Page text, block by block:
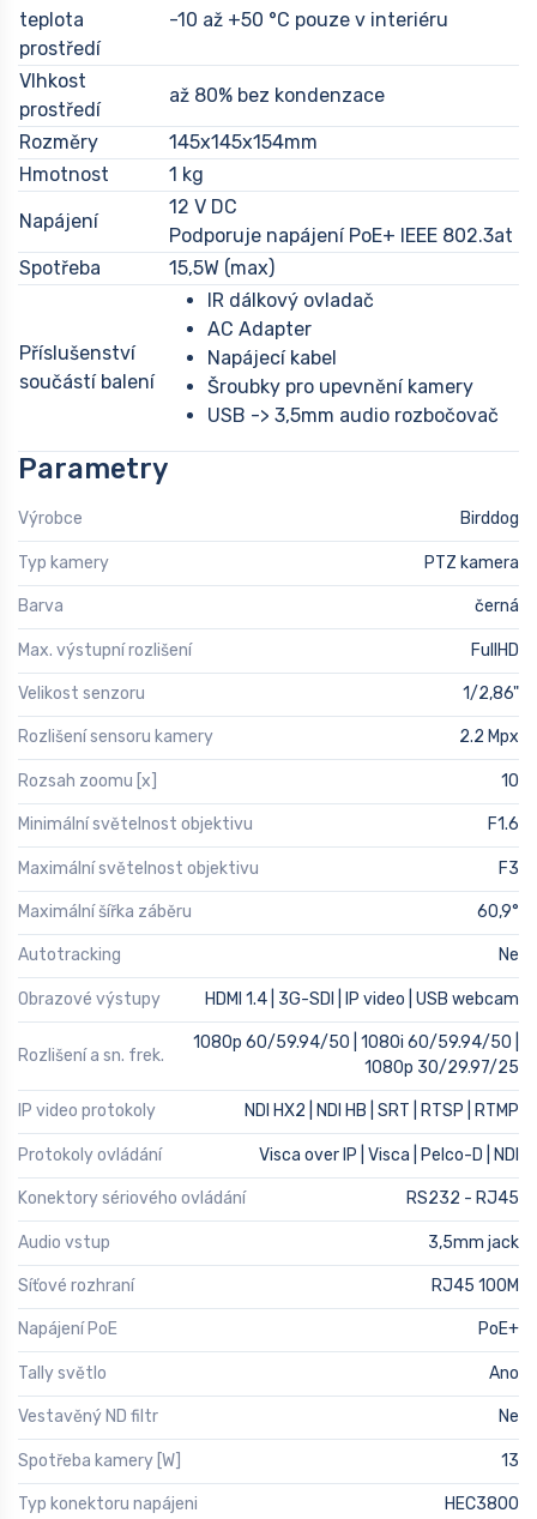
teplota
prostředí
-10 až +50 °C pouze v interiéru
Vlhkost
prostředí
až 80% bez kondenzace
Rozměry
145x145x154mm
Hmotnost
1 kg
Napájení
12 V DC
Podporuje napájení PoE+ IEEE 802.3at
Spotřeba
15,5W (max)
Příslušenství
součástí balení
IR dálkový ovladač
AC Adapter
Napájecí kabel
Šroubky pro upevnění kamery
USB -> 3,5mm audio rozbočovač
Parametry
Výrobce Birddog
Typ kamery PTZ kamera
Barva černá
Max. výstupní rozlišení FullHD
Velikost senzoru 1/2,86"
Rozlišení sensoru kamery 2.2 Mpx
Rozsah zoomu [x] 10
Minimální světelnost objektivu F1.6
Maximální světelnost objektivu F3
Maximální šířka záběru 60,9°
Autotracking Ne
Obrazové výstupy HDMI 1.4 | 3G-SDI | IP video | USB webcam
Rozlišení a sn. frek.
1080p 60/59.94/50 | 1080i 60/59.94/50 |
1080p 30/29.97/25
IP video protokoly NDI HX2 | NDI HB | SRT | RTSP | RTMP
Protokoly ovládání Visca over IP | Visca | Pelco-D | NDI
Konektory sériového ovládání RS232 - RJ45
Audio vstup 3,5mm jack
Síťové rozhraní RJ45 100M
Napájení PoE PoE+
Tally světlo Ano
Vestavěný ND filtr Ne
Spotřeba kamery [W] 13
Typ konektoru napájeni HEC3800